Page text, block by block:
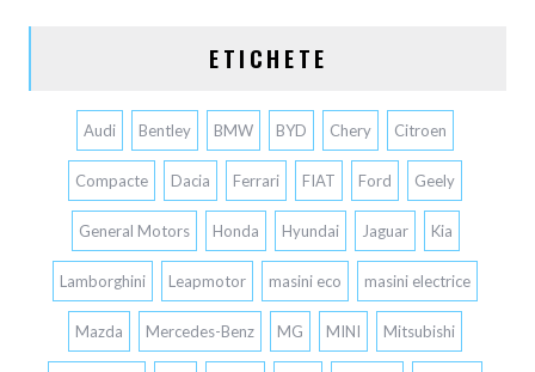
ETICHETE
Audi Bentley BMW BYD Chery Citroen
Compacte Dacia Ferrari FIAT Ford Geely
General Motors Honda Hyundai Jaguar Kia
Lamborghini Leapmotor masini eco masini electrice
Mazda Mercedes-Benz MG MINI Mitsubishi